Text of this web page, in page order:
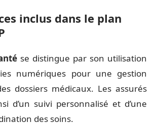
inclus dans le plan
se distingue par son utilisation
numériques pour une gestion
dossiers médicaux. Les assurés
d’un suivi personnalisé et d’une
des soins.